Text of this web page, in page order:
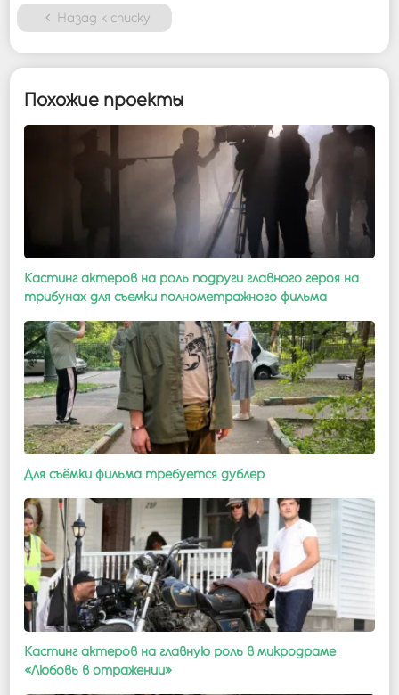
Назад к списку
Похожие проекты
Кастинг актеров на роль подруги главного героя на
трибунах для съемки полнометражного фильма
Для съёмки фильма требуется дублер
Кастинг актеров на главную роль в микродраме
«Любовь в отражении»